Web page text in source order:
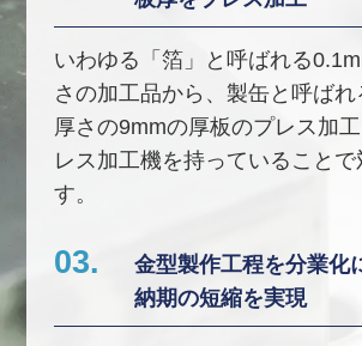
いわゆる「箔」と呼ばれる
さの加工品から、製缶と呼ば
厚さの9mmの厚板のプレス加
レス加工機を持っていること
す。
03.
金型製作工程を分業化
納期の短縮を実現